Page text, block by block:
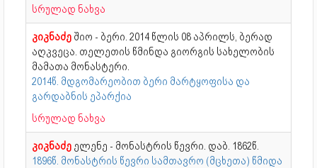
სრულად ნახვა
კიკნაძე შიო - ბერი. 2014 წლის 08 აპრილს, ბერად
აღკვეცა. თელეთის წმინდა გიორგის სახელობის
მამათა მონასტერი.
2014წ. მდგომარეობით ბერი მარტყოფისა და
გარდაბნის ეპარქია
სრულად ნახვა
კიკნაძე ელენე - მონასტრის წევრი. დაბ. 1862წ.
1896წ. მონასტრის წევრი სამთავრო (მცხეთა) წმიდა